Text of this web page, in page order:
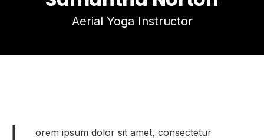
Aerial Yoga Instructor
orem ipsum dolor sit amet, consectetur